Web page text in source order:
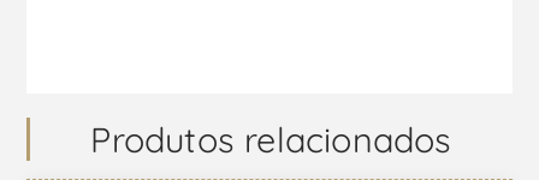
Produtos relacionados